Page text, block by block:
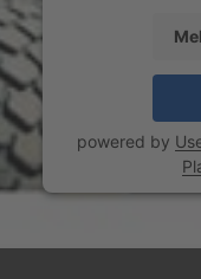
powered by